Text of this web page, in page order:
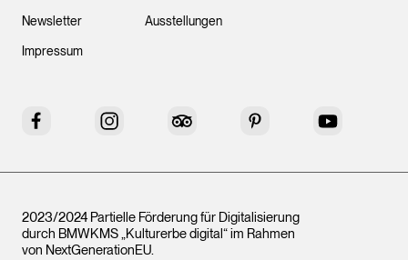
Newsletter
Impressum
Ausstellungen
Facebook Instagram Tripadvisor Pinterest YouTube
2023/2024 Partielle Förderung für Digitalisierung
durch BMWKMS „Kulturerbe digital“ im Rahmen
von NextGenerationEU.